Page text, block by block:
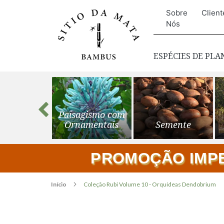
Sobre
Nós
ESPÉCIES DE
Paisagismo com
Ornamentais
Semente
PROMOÇÃO
Início Coleção Rubi Volume 10 - Orquídeas Dendobrium